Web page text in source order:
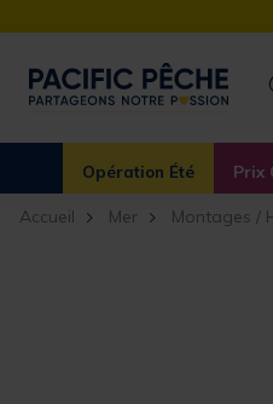
Opération Été Prix
Accueil Mer Montages /